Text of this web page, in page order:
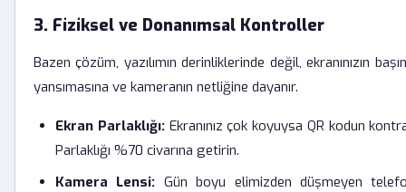
3. Fiziksel ve Donanımsal Kontroller
Bazen çözüm, yazılımın derinliklerinde değil, ekranınızın
yansımasına ve kameranın netliğine dayanır.
Ekran Parlaklığı:Ekranınız çok koyuysa QR kodun
Parlaklığı %70 civarına getirin.
Kamera Lensi: Gün boyu elimizden düşmeyen